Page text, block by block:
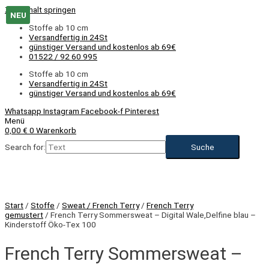
Zum Inhalt springen
Stoffe ab 10 cm
Versandfertig in 24St
günstiger Versand und kostenlos ab 69€
01522 / 92 60 995
Stoffe ab 10 cm
Versandfertig in 24St
günstiger Versand und kostenlos ab 69€
Whatsapp Instagram Facebook-fPinterest
Menü
0,00 € 0 Warenkorb
Search for:
Start / Stoffe / Sweat / French Terry/ French Terry
gemustert / French Terry Sommersweat – Digital Wale,Delfine blau –
Kinderstoff Öko-Tex 100
French Terry Sommersweat –
NEU